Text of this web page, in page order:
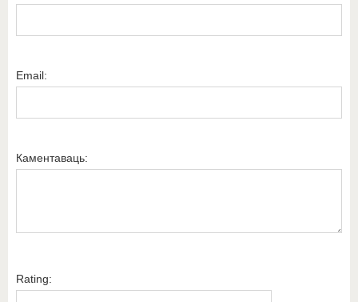
Email:
Каментаваць:
Rating: